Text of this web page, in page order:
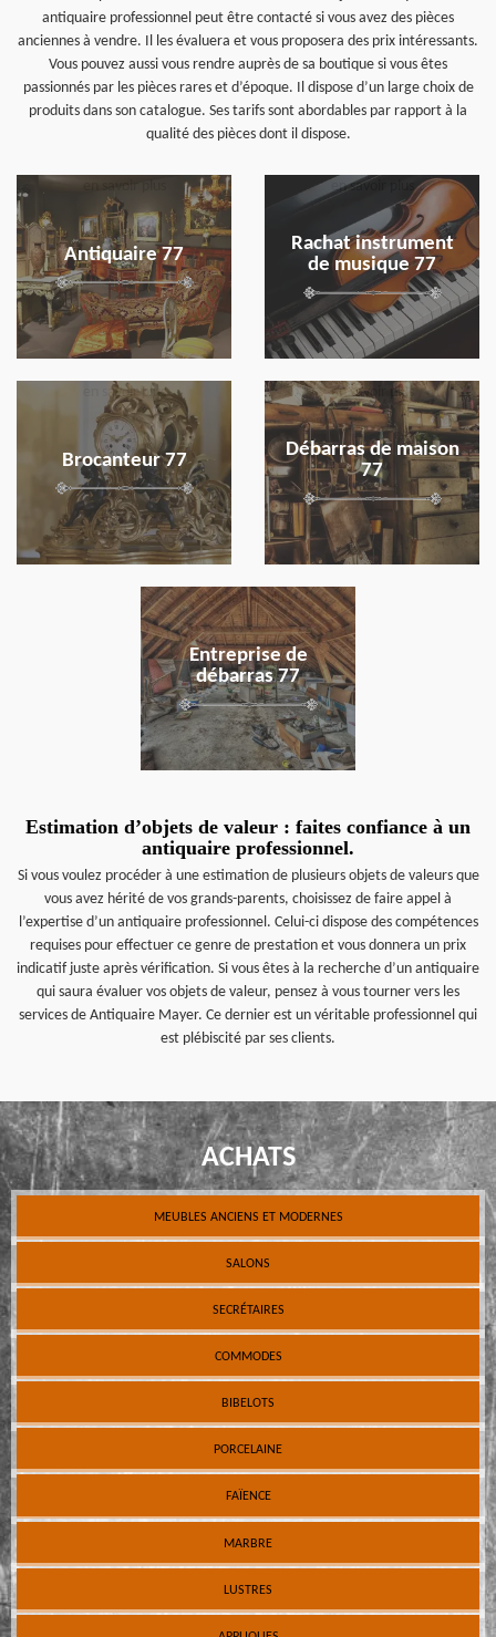
antiquaire professionnel peut être contacté si vous avez des pièces
anciennes à vendre. Il les évaluera et vous proposera des prix intéressants.
Vous pouvez aussi vous rendre auprès de sa boutique si vous êtes
passionnés par les pièces rares et d’époque. Il dispose d’un large choix de
produits dans son catalogue. Ses tarifs sont abordables par rapport à la
qualité des pièces dont il dispose.
Antiquaire 77
en savoir plus
Rachat instrument
de musique 77
en savoir plus
Brocanteur 77
en savoir plus
Débarras de maison
77
en savoir plus
Entreprise de
débarras 77
en savoir plus
Estimation d’objets de valeur : faites confiance à un
antiquaire professionnel.
Si vous voulez procéder à une estimation de plusieurs objets de valeurs que
vous avez hérité de vos grands-parents, choisissez de faire appel à
l’expertise d’un antiquaire professionnel. Celui-ci dispose des compétences
requises pour effectuer ce genre de prestation et vous donnera un prix
indicatif juste après vérification. Si vous êtes à la recherche d’un antiquaire
qui saura évaluer vos objets de valeur, pensez à vous tourner vers les
services de Antiquaire Mayer. Ce dernier est un véritable professionnel qui
est plébiscité par ses clients.
ACHATS
MEUBLES ANCIENS ET MODERNES
SALONS
SECRÉTAIRES
COMMODES
BIBELOTS
PORCELAINE
FAÏENCE
MARBRE
LUSTRES